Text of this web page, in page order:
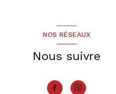
NOS RÉSEAUX
Nous suivre